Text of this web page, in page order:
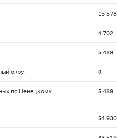
15 578
4 702
5 489
округ 0
по Ненецкому
5 489
54 930